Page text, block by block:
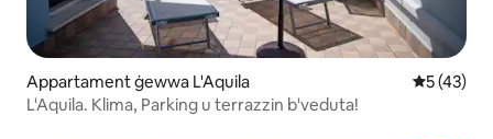
Appartament ġewwa L'Aquila Rating
5 (43)
L'Aquila. Klima, Parking u terrazzin b'veduta!